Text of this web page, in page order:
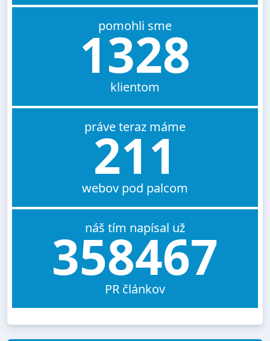
pomohli sme
1328
klientom
práve teraz máme
211
webov pod palcom
náš tím napísal už
358467
PR článkov